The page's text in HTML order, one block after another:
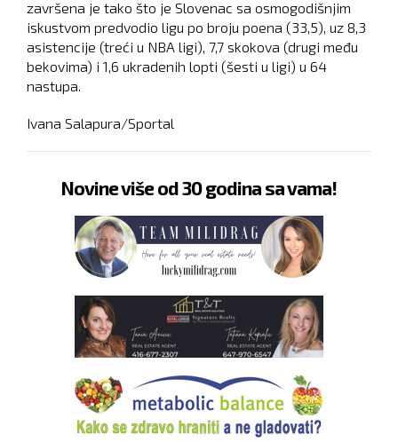
završena je tako što je Slovenac sa osmogodišnjim
iskustvom predvodio ligu po broju poena (33,5), uz 8,3
asistencije (treći u NBA ligi), 7,7 skokova (drugi među
bekovima) i 1,6 ukradenih lopti (šesti u ligi) u 64
nastupa.
Ivana Salapura/Sportal
Novine više od 30 godina sa vama!